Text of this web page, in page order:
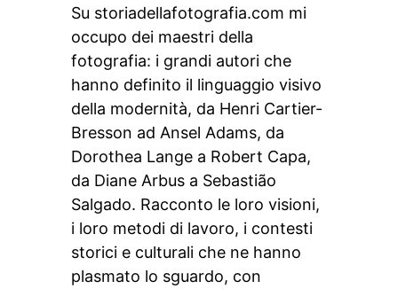
Su storiadellafotografia.com mi
occupo dei maestri della
fotografia: i grandi autori che
hanno definito il linguaggio visivo
della modernità, da Henri Cartier-
Bresson ad Ansel Adams, da
Dorothea Lange a Robert Capa,
da Diane Arbus a Sebastião
Salgado. Racconto le loro visioni,
i loro metodi di lavoro, i contesti
storici e culturali che ne hanno
plasmato lo sguardo, con